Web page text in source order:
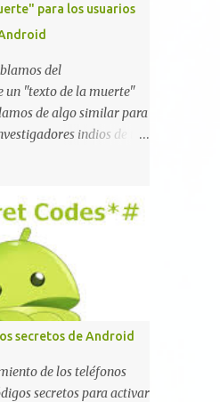
para los usuarios
del
un "texto de la muerte"
de algo similar para
indios de tan
detenga por completo al
mensaje de 2000
y tan sólo 2 KB de
ha sido probada
en la mayoría de
y de WhatsApp
y 2.11.432. Sin embargo
en iOS y Windows
Esto podría
como una pesada
secretos de Android
de los teléfonos
secretos para activar